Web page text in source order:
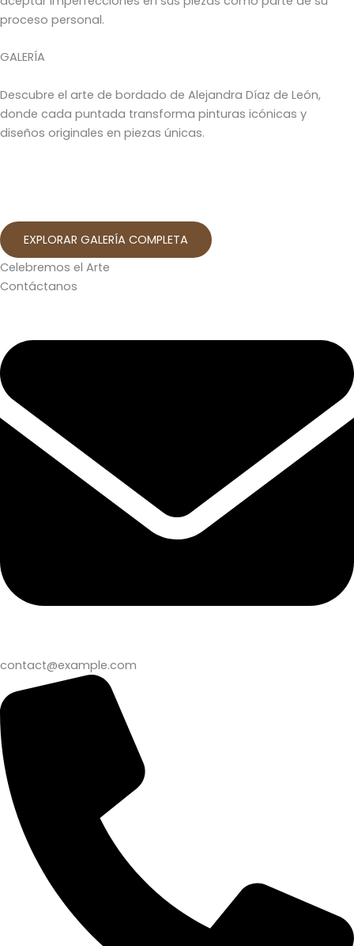
proceso personal.
GALERÍA
Descubre el arte de bordado de Alejandra Díaz de León,
donde cada puntada transforma pinturas icónicas y
diseños originales en piezas únicas.
EXPLORAR GALERÍA COMPLETA
Celebremos el Arte
Contáctanos
contact@example.com